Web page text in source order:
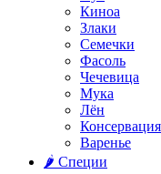
Киноа
Злаки
Семечки
Фасоль
Чечевица
Мука
Лён
Консервация
Варенье
🌶️ Специи